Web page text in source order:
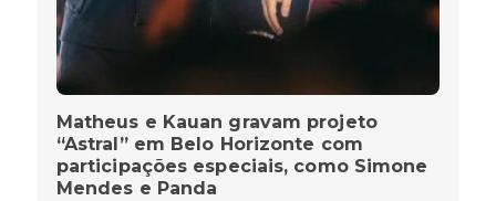
Matheus e Kauan gravam projeto
“Astral” em Belo Horizonte com
participações especiais, como Simone
Mendes e Panda